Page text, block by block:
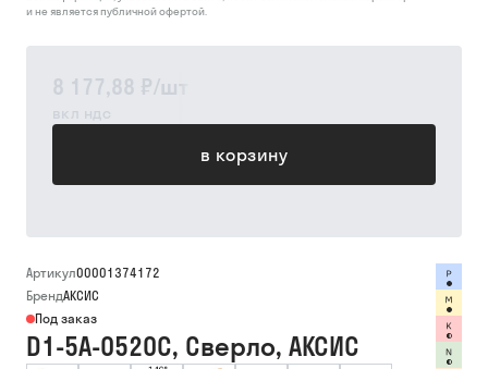
8 177,88 ₽/шт
вкл ндс
в корзину
и не является публичной офертой.
Артикул00001374172
БрендАКСИС
Под заказ
D1-5A-0520C, Сверло, АКСИС